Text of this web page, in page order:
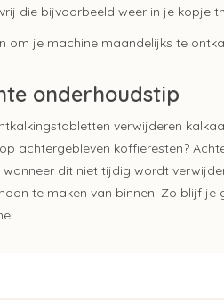
vrij die bijvoorbeeld weer in je kopje
om je machine maandelijks te
onderhoudstip
verwijderen
achtergebleven koffieresten?
wanneer dit niet tijdig wordt
te maken van binnen. Zo blijf je